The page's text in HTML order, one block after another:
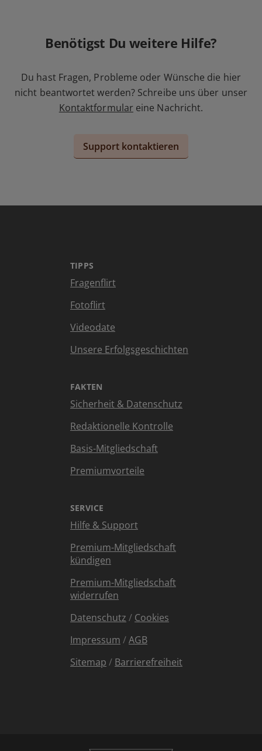
Benötigst Du weitere Hilfe?
Du hast Fragen, Probleme oder Wünsche die hier
nicht beantwortet werden? Schreibe uns über unser
Kontaktformular eine Nachricht.
Support kontaktieren
TIPPS
Fragenflirt
Fotoflirt
Videodate
Unsere Erfolgsgeschichten
FAKTEN
Sicherheit & Datenschutz
Redaktionelle Kontrolle
Basis-Mitgliedschaft
Premiumvorteile
SERVICE
Hilfe & Support
Premium-Mitgliedschaft
kündigen
Premium-Mitgliedschaft
widerrufen
Datenschutz / Cookies
Impressum /AGB
Sitemap / Barrierefreiheit